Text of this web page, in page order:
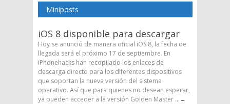
Miniposts
iOS 8 disponible para descargar
Hoy se anunció de manera oficial iOS 8, la fecha de
llegada será el próximo 17 de septiembre. En
iPhonehacks han recopilado los enlaces de
descarga directo para los diferentes dispositivos
que soportan la nueva versión del sistema
operativo. Así que para quienes no desean esperar,
ya pueden acceder a la versión Golden Master ...→